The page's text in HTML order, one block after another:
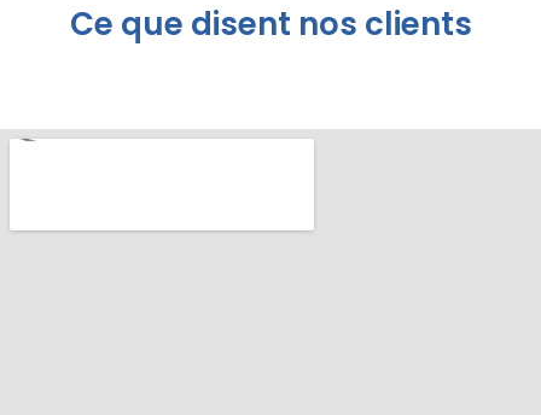
Ce que disent nos clients